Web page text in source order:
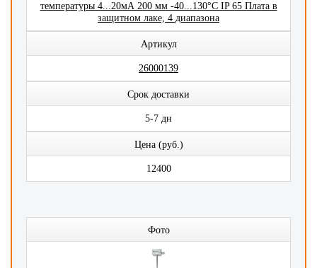
температуры 4...20мА 200 мм -40...130°C IP 65 Плата в
защитном лаке, 4 диапазона
Артикул
26000139
Срок доставки
5-7 дн
Цена (руб.)
12400
Фото